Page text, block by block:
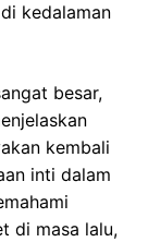
kedalaman
besar,
kembali
inti dalam
di masa lalu,